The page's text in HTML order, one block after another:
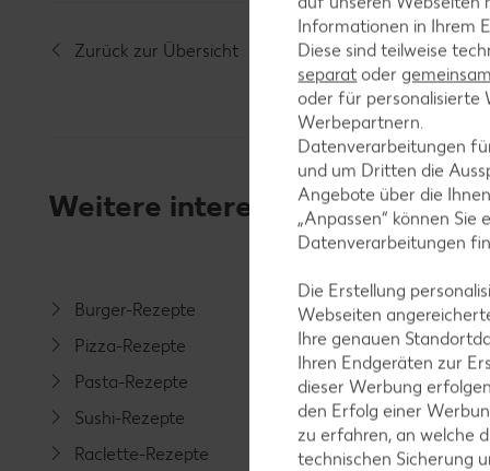
Zurück zur Übersicht
Weitere interessante
Burger-Rezepte
Pizza-Rezepte
Pasta-Rezepte
Sushi-Rezepte
Raclette-Rezepte
Salat-
Fleisch-
Fisch-
Informationen in Ihrem
Diese sind teilweise
separat oder
oder für personalisierte
Werbepartnern.
Datenverarbeitungen
und um Dritten die
Angebote über die
„Anpassen“ können
Datenverarbeitungen
Die Erstellung
Webseiten
Ihre genauen
Ihren Endgeräten zur
dieser Werbung
den Erfolg einer
zu erfahren, an welche
technischen Sicherung